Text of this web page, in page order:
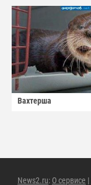
Вахтерша
News2.ru: О сервисе |